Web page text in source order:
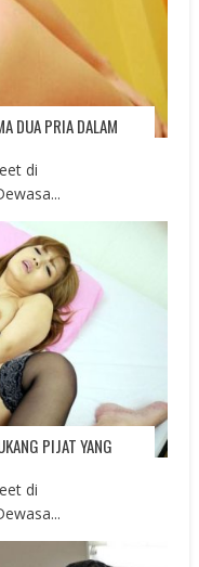
DUA PRIA DALAM
di
PIJAT YANG
di